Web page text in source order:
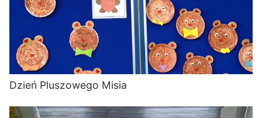
Dzień Pluszowego Misia